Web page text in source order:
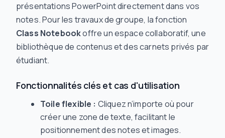
présentations PowerPoint directement dans vos
notes. Pour les travaux de groupe, la fonction
Class Notebookoffre un espace collaboratif, une
bibliothèque de contenus et des carnets privés par
étudiant.
Fonctionnalités clés et cas d'utilisation
Toile flexible : Cliquez n’importe où pour
créer une zone de texte, facilitant le
positionnement des notes et images.